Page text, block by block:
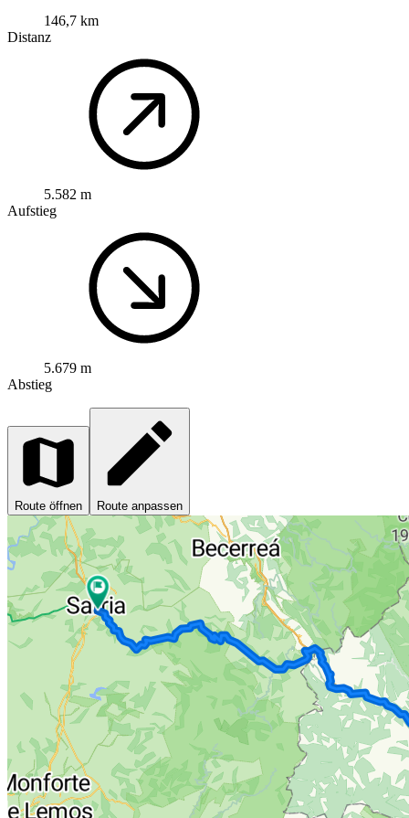
146,7 km
Distanz
5.582 m
Aufstieg
5.679 m
Abstieg
Route öffnen Route anpassen